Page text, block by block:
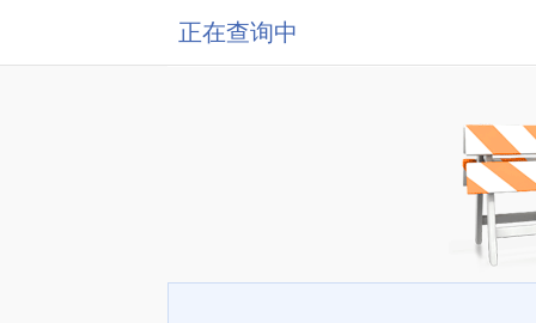
正在查询中